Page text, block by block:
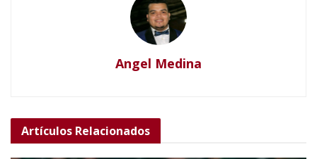
Angel Medina
Artículos Relacionados